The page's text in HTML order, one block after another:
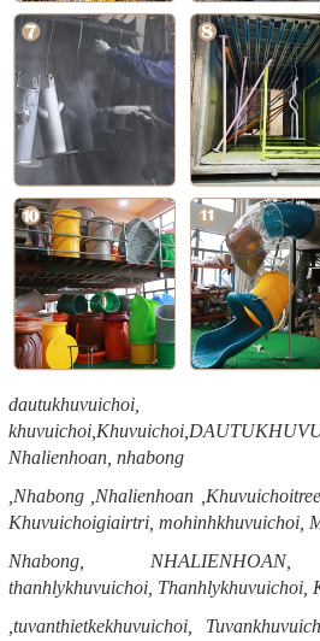
dautukhuvuichoi,
Nhalienhoan, nhabong
,Nhabong ,Nhalienhoan
Khuvuichoigiairtri, mohinhkhuvuichoi,
Nhabong, NHALIENHOAN,
thanhlykhuvuichoi, Thanhlykhuvuichoi,
,tuvanthietkekhuvuichoi,